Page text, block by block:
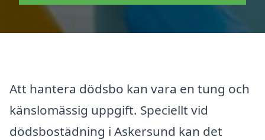
Att hantera dödsbo kan vara en tung och
känslomässig uppgift. Speciellt vid
dödsbostädning i Askersund kan det